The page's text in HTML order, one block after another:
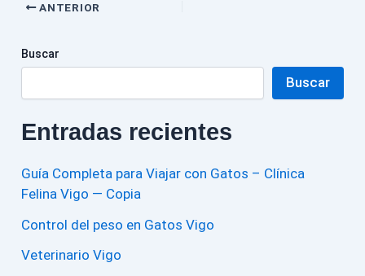
ANTERIOR
Buscar
Buscar
Entradas recientes
Guía Completa para Viajar con Gatos – Clínica
Felina Vigo — Copia
Control del peso en Gatos Vigo
Veterinario Vigo